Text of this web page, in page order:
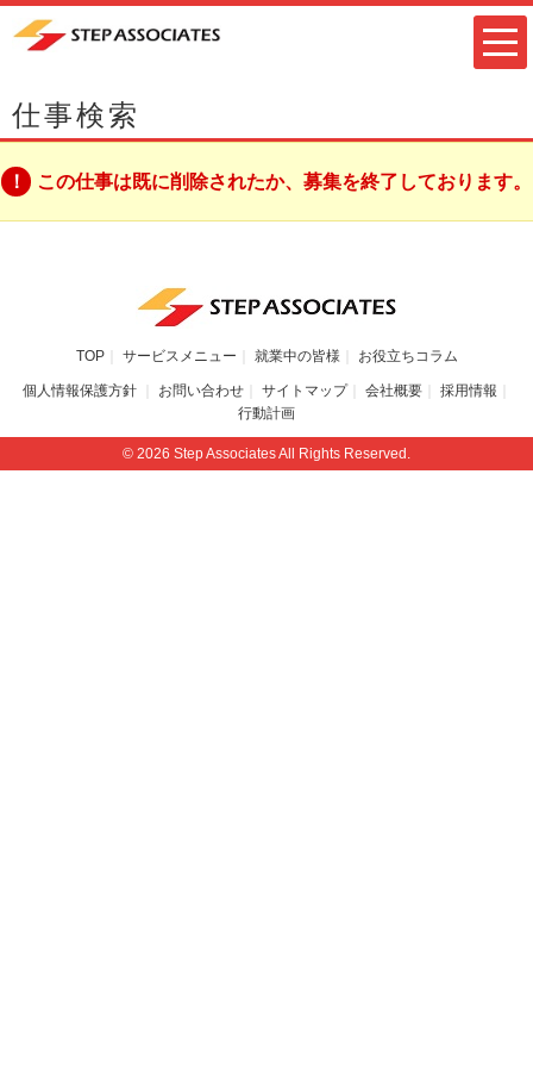
仕事検索
この仕事は既に削除されたか、募集を終了しております。
TOP サービスメニュー 就業中の皆様 お役立ちコラム
個人情報保護方針 お問い合わせ サイトマップ 会社概要
採用情報
行動計画
© 2026 Step Associates All Rights Reserved.